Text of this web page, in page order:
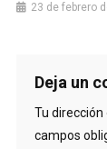
23 de febrero
Deja un
Tu dirección
campos